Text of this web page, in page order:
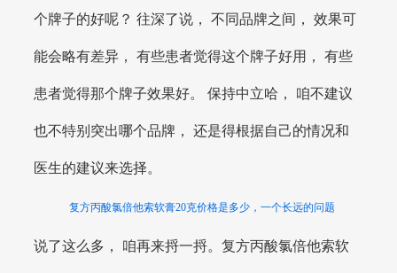
个牌子的好呢？ 往深了说， 不同品牌之间， 效果可
能会略有差异， 有些患者觉得这个牌子好用， 有些
患者觉得那个牌子效果好。 保持中立哈， 咱不建议
也不特别突出哪个品牌， 还是得根据自己的情况和
医生的建议来选择。
复方丙酸氯倍他索软膏20克价格是多少，一个长远的问题
说了这么多， 咱再来捋一捋。复方丙酸氯倍他索软